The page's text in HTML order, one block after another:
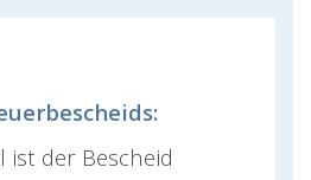
ist der Bescheid